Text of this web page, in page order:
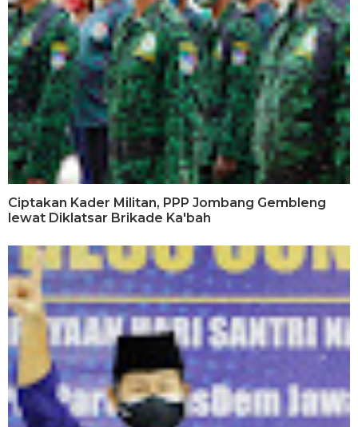
Ciptakan Kader Militan, PPP Jombang Gembleng
lewat Diklatsar Brikade Ka'bah